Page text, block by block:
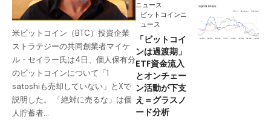
米ビットコイン（BTC）投資企業
ストラテジーの共同創業者マイケ
ル・セイラー氏は4日、個人保有分
のビットコインについて「1
satoshiも売却していない」とXで
説明した。 「絶対に売るな」は個
人貯蓄者…
ニュース
ビットコインニ
ュース
「ビットコイ
ンは過渡期」
ETF資金流入
とオンチェー
ン活動が下支
え＝グラスノ
ード分析